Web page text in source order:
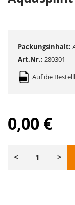
Art.Nr.: 280301
Auf die
Packungsinhalt:
0,00 €
< >